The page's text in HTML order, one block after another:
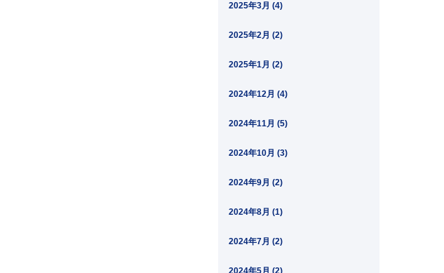
2025年3月 (4)
2025年2月 (2)
2025年1月 (2)
2024年12月 (4)
2024年11月 (5)
2024年10月 (3)
2024年9月 (2)
2024年8月 (1)
2024年7月 (2)
2024年5月 (2)